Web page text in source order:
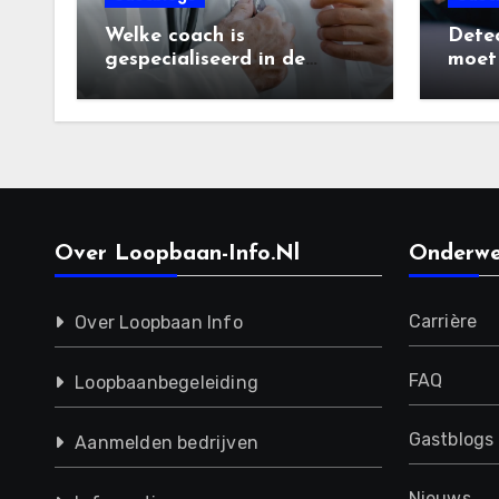
Welke coach is
gespecialiseerd in de
Over Loopbaan-Info.nl
Over Loopbaan Info
Loopbaanbegeleiding
Aanmelden bedrijven
Carrière
FAQ
Gastblogs